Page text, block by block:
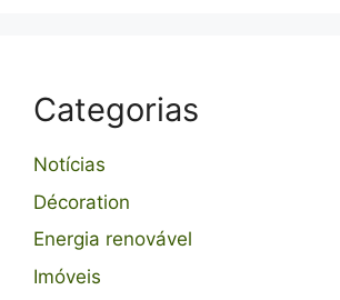
Categorias
Notícias
Décoration
Energia renovável
Imóveis